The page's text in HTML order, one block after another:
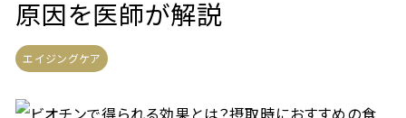
原因を医師が解説
エイジングケア